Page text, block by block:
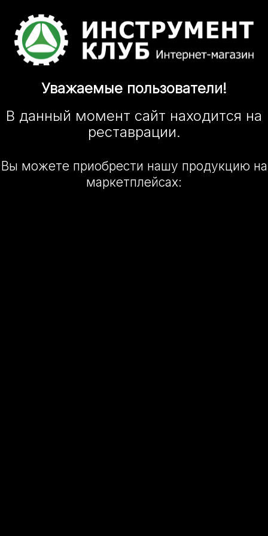
Уважаемые пользователи!
В данный момент сайт находится на
реставрации.
Вы можете приобрести нашу продукцию на
маркетплейсах: